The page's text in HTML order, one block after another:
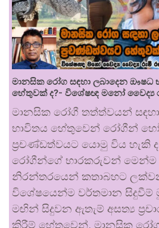
මානසික රෝග සඳහා ලබාදෙන ඖෂධ
හේතුවක් ද?- විශේෂඥ මනෝ වෛද්‍ය
මානසික රෝගී තත්ත්වයන්
භාවිතය හේතුවෙන් රෝගීන් හෝ
ප්‍රචණ්ඩත්වයට යොමු විය හැකි
රෝගීන්ගේ භාරකරුවන් මෙන්ම
නිරන්තරයෙන් කතාබහට
විශේෂයෙන්ම වර්තමාන සිදුවීම්
මඟින් සිදුවන ඇතැම් අසත්‍ය
කිරීම් හේතුවෙන්, මානසික රෝග